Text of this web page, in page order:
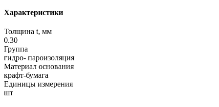
Характеристики
Толщина t, мм
0.30
Группа
гидро- пароизоляция
Материал основания
крафт-бумага
Единицы измерения
шт